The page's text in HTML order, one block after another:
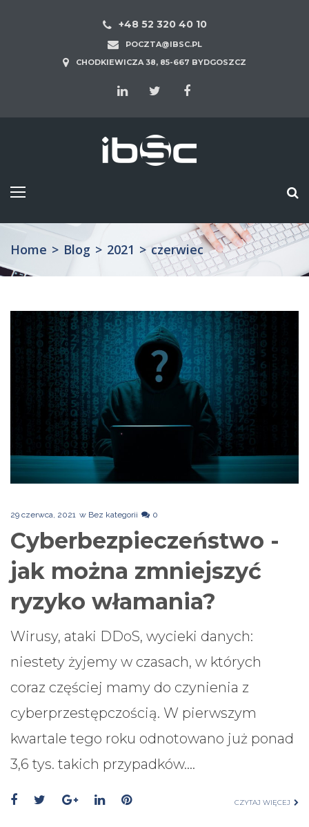
+48 52 320 40 10
POCZTA@IBSC.PL
CHODKIEWICZA 38, 85-667 BYDGOSZCZ
Home > Blog > 2021 > czerwiec
29 czerwca, 2021 w Bez kategorii 0
Cyberbezpieczeństwo -
jak można zmniejszyć
ryzyko włamania?
Wirusy, ataki DDoS, wycieki danych:
niestety żyjemy w czasach, w których
coraz częściej mamy do czynienia z
cyberprzestępczością. W pierwszym
kwartale tego roku odnotowano już ponad
3,6 tys. takich przypadków.…
CZYTAJ WIĘCEJ